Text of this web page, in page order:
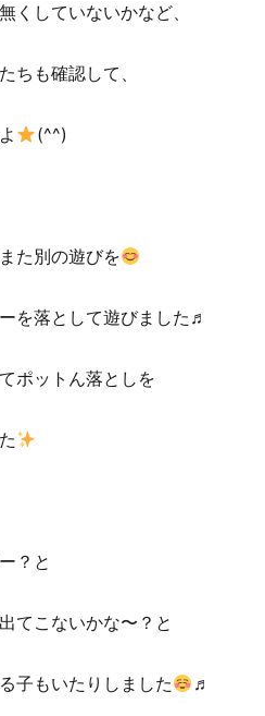
くしていないかなど、
ちも確認して、
(^^)
た別の遊びを
を落として遊びました♬
ポットん落としを
？と
てこないかな〜？と
子もいたりしました ♬